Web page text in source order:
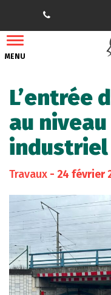
MENU
L’entrée
au
industriel
Travaux - 24 février